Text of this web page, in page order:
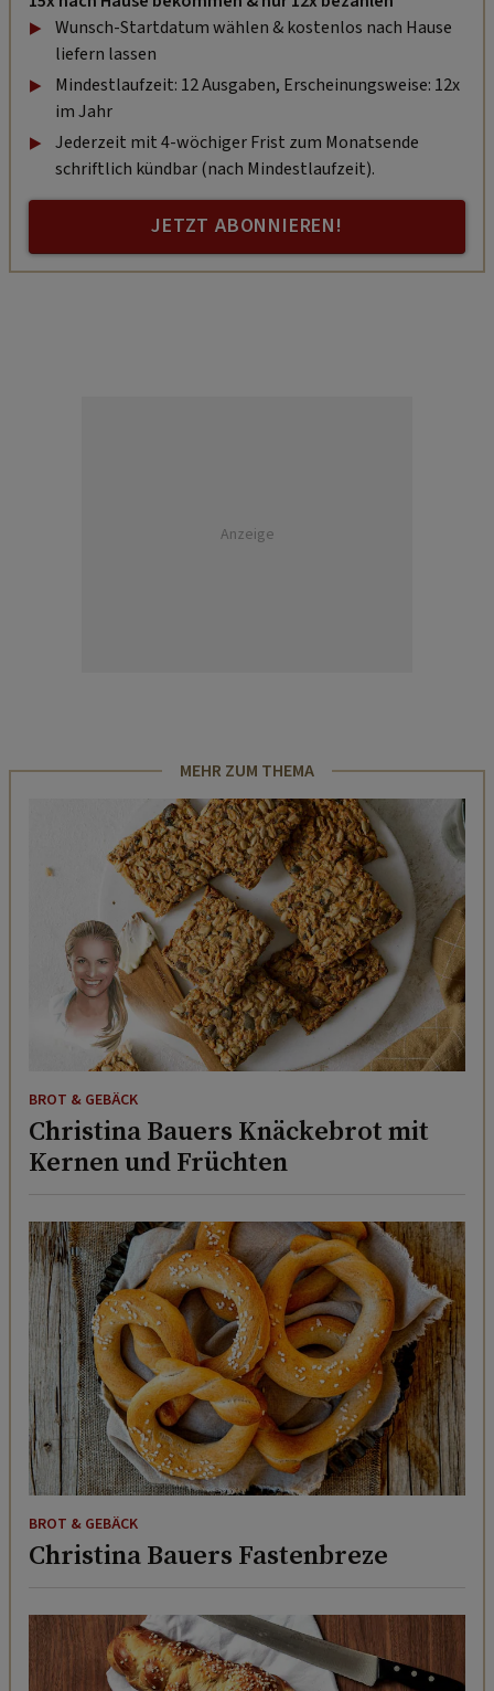
Wunsch-Startdatum wählen & kostenlos nach Hause
liefern lassen
Mindestlaufzeit: 12 Ausgaben, Erscheinungsweise: 12x
im Jahr
Jederzeit mit 4-wöchiger Frist zum Monatsende
schriftlich kündbar (nach Mindestlaufzeit).
JETZT ABONNIEREN!
Anzeige
MEHR ZUM THEMA
BROT & GEBÄCK
Christina Bauers Knäckebrot mit
Kernen und Früchten
BROT & GEBÄCK
Christina Bauers Fastenbreze